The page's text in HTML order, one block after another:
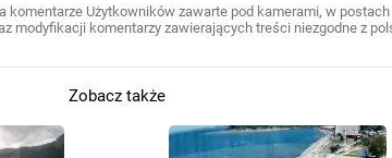
komentarze Użytkowników zawarte pod kamerami, w
modyfikacji komentarzy zawierających treści niezgodne z
Zobacz także